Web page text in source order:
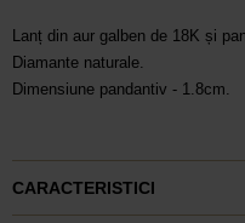
Lanț din aur galben de 18K și
Diamante naturale.
Dimensiune pandantiv - 1.8cm.
CARACTERISTICI